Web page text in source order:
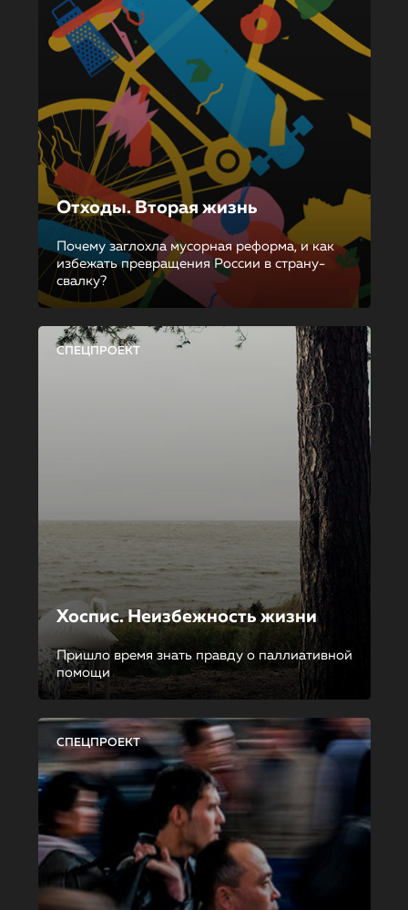
Отходы. Вторая жизнь
Почему заглохла мусорная реформа, и как
избежать превращения России в страну-
свалку?
СПЕЦПРОЕКТ
Хоспис. Неизбежность жизни
Пришло время знать правду о паллиативной
помощи
СПЕЦПРОЕКТ